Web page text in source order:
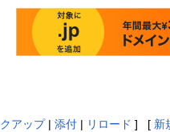
アップ| 添付 | リロード ] [ 新